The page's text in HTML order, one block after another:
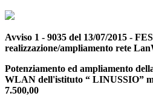
Avviso 1 - 9035 del 13/07/2015 -
realizzazione/ampliamento rete
Potenziamento ed ampliamento
WLAN dell'istituto “ LINUSSIO”
7.500,00